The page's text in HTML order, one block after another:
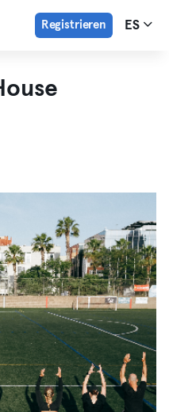
Registrieren ES